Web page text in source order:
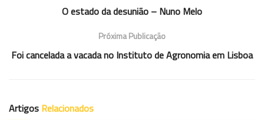
O estado da desunião – Nuno Melo
Próxima Publicação
Foi cancelada a vacada no Instituto de Agronomia em Lisboa
Artigos Relacionados